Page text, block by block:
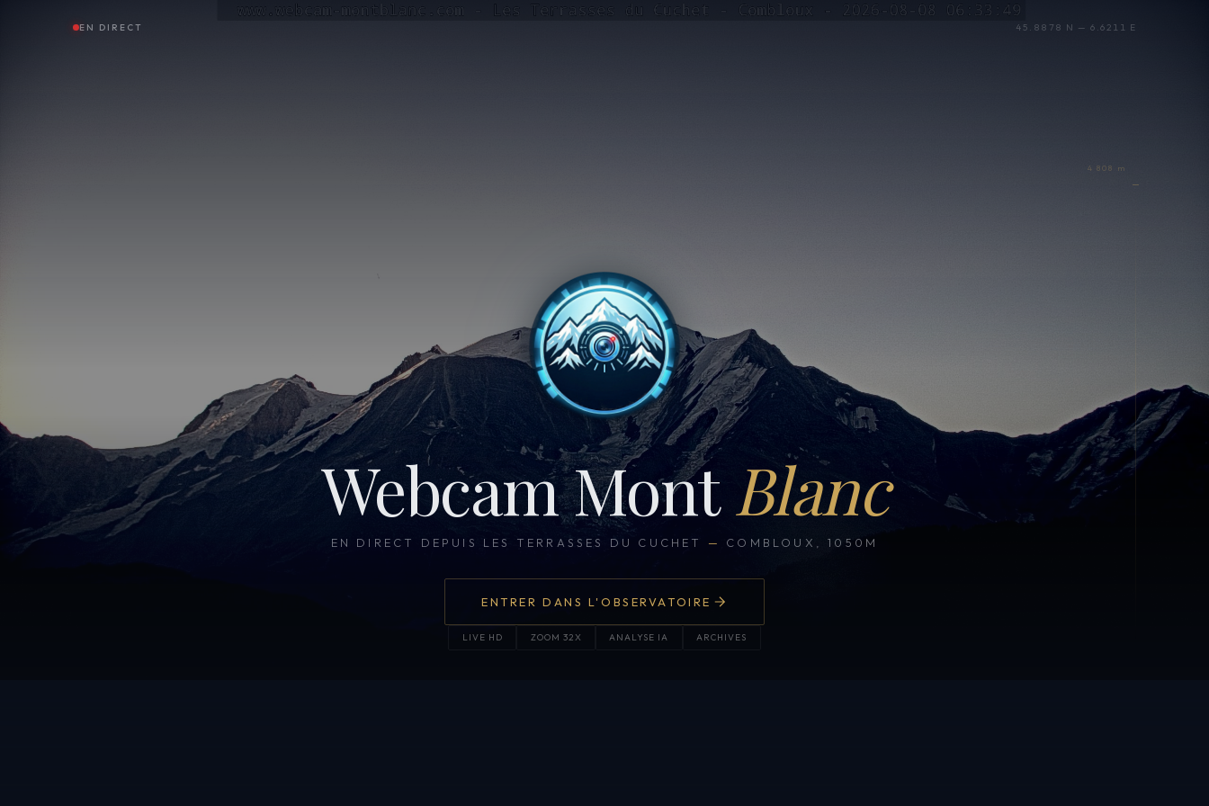
EN DIRECT 45.8878 N — 6.6211 E
Webcam Mont Blanc
EN DIRECT DEPUIS LES TERRASSES DU CUCHET — COMBLOUX, 1050M
ENTRER DANS L'OBSERVATOIRE
LIVE HD ZOOM 32X ANALYSE IA ARCHIVES